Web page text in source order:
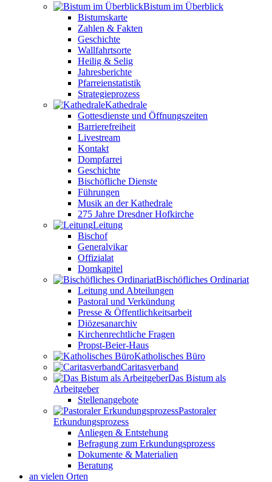
Bistum im Überblick
Bistumskarte
Zahlen & Fakten
Geschichte
Wallfahrtsorte
Heilig & Selig
Jahresberichte
Pfarreienstatistik
Strategieprozess
Kathedrale
Gottesdienste und Öffnungszeiten
Barrierefreiheit
Livestream
Kontakt
Dompfarrei
Geschichte
Bischöfliche Dienste
Führungen
Musik an der Kathedrale
275 Jahre Dresdner Hofkirche
Leitung
Bischof
Generalvikar
Offizialat
Domkapitel
Bischöfliches Ordinariat
Leitung und Abteilungen
Pastoral und Verkündung
Presse & Öffentlichkeitsarbeit
Diözesanarchiv
Kirchenrechtliche Fragen
Propst-Beier-Haus
Katholisches Büro
Caritasverband
Das Bistum als
Arbeitgeber
Stellenangebote
Pastoraler
Erkundungsprozess
Anliegen & Entstehung
Befragung zum Erkundungsprozess
Dokumente & Materialien
Beratung
an vielen Orten